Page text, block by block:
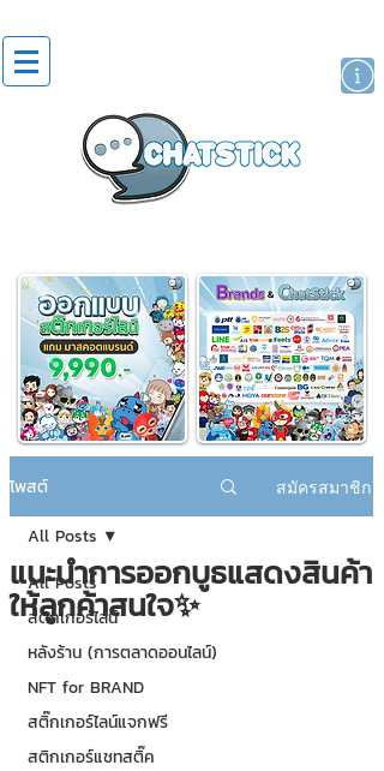
โพสต์ สมัครสมาชิก
All Posts
สติกเกอร์ไลน์
หลังร้าน (การตลาดออนไลน์)
NFT for BRAND
สติ๊กเกอร์ไลน์แจกฟรี
สติกเกอร์แชทสติ๊ค
All Posts
แนะนำการออกบูธแสดงสินค้า
ให้ลูกค้าสนใจ✨